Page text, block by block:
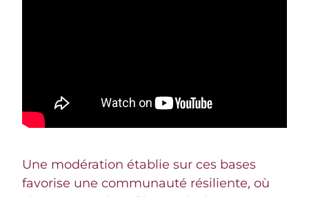
Une modération établie sur ces bases
favorise une communauté résiliente, où